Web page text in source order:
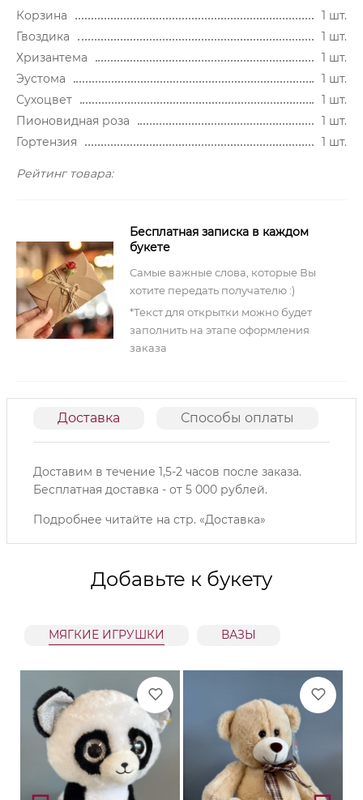
Корзина
1 шт.
Гвоздика
1 шт.
Хризантема
1 шт.
Эустома
1 шт.
Сухоцвет
1 шт.
Пионовидная роза
1 шт.
Гортензия
1 шт.
Рейтинг товара:
Бесплатная записка в каждом
букете
Самые важные слова, которые Вы
хотите передать получателю :)
*Текст для открытки можно будет
заполнить на этапе оформления
заказа
Доставка Способы оплаты
Доставим в течение 1,5-2 часов после заказа.
Бесплатная доставка - от 5 000 рублей.
Подробнее читайте на стр. «Доставка»
Добавьте к букету
МЯГКИЕ ИГРУШКИ ВАЗЫ